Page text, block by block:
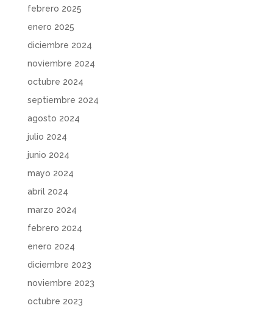
febrero 2025
enero 2025
diciembre 2024
noviembre 2024
octubre 2024
septiembre 2024
agosto 2024
julio 2024
junio 2024
mayo 2024
abril 2024
marzo 2024
febrero 2024
enero 2024
diciembre 2023
noviembre 2023
octubre 2023